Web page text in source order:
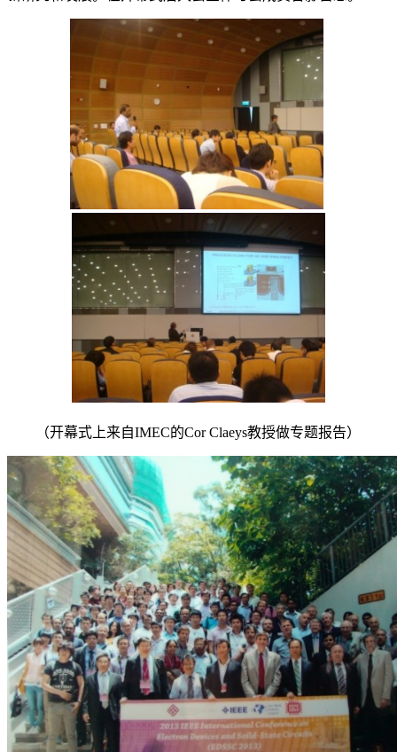
（开幕式上来自IMEC的Cor Claeys教授做专题报告）